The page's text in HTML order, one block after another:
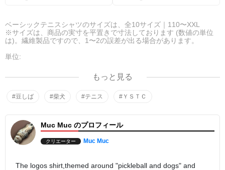
ベーシックテニスシャツのサイズは、全10サイズ｜110〜XXL
※サイズは、商品の実寸を平置きで寸法しております (数値の単位
は)。繊維製品ですので、1〜2の誤差が出る場合があります。
単位:
着丈 46 50 54 57 60 66 69 72 75 78
身巾 35 37 39 41 43 47 50 53 56 59
■本体：ポリエステル100％
もっと見る
#豆しば #柴犬 #テニス #ＹＳＴＣ
Muc Muc のプロフィール
クリエーター Muc Muc
The logos shirt,themed around "pickleball and dogs" and